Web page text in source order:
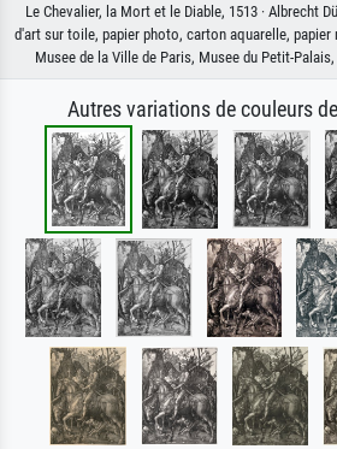
Le Chevalier, la Mort et le Diable, 1513 · Albrecht
d'art sur toile, papier photo, carton aquarelle, papier
Musee de la Ville de Paris, Musee du Petit-
Autres variations de couleurs